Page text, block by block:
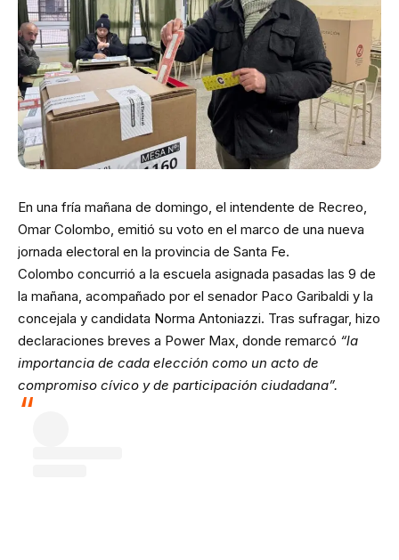
En una fría mañana de domingo, el intendente de Recreo,
Omar Colombo, emitió su voto en el marco de una nueva
jornada electoral en la provincia de Santa Fe.
Colombo concurrió a la escuela asignada pasadas las 9 de
la mañana, acompañado por el senador Paco Garibaldi y la
concejala y candidata Norma Antoniazzi. Tras sufragar, hizo
declaraciones breves a Power Max, donde remarcó “la
importancia de cada elección como un acto de
compromiso cívico y de participación ciudadana”.